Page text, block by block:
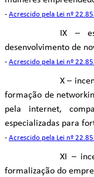
- Acrescido pela Lei nº
IX –
desenvolvimento de
- Acrescido pela Lei nº
X –
formação de
pela internet,
especializadas para
- Acrescido pela Lei nº
XI –
formalização do